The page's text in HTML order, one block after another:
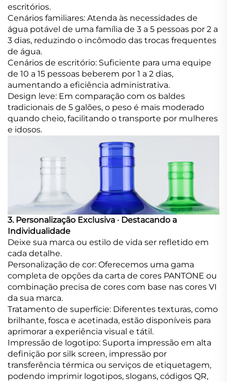
escritórios.
Cenários familiares: Atenda às necessidades de
água potável de uma família de 3 a 5 pessoas por 2 a
3 dias, reduzindo o incômodo das trocas frequentes
de água.
Cenários de escritório: Suficiente para uma equipe
de 10 a 15 pessoas beberem por 1 a 2 dias,
aumentando a eficiência administrativa.
Design leve: Em comparação com os baldes
tradicionais de 5 galões, o peso é mais moderado
quando cheio, facilitando o transporte por mulheres
e idosos.
3. Personalização Exclusiva · Destacando a
Individualidade
Deixe sua marca ou estilo de vida ser refletido em
cada detalhe.
Personalização de cor: Oferecemos uma gama
completa de opções da carta de cores PANTONE ou
combinação precisa de cores com base nas cores VI
da sua marca.
Tratamento de superfície: Diferentes texturas, como
brilhante, fosca e acetinada, estão disponíveis para
aprimorar a experiência visual e tátil.
Impressão de logotipo: Suporta impressão em alta
definição por silk screen, impressão por
transferência térmica ou serviços de etiquetagem,
podendo imprimir logotipos, slogans, códigos QR,